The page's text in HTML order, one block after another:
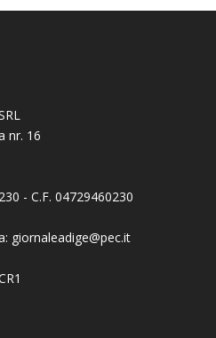
nr. 16
- C.F. 04729460230
giornaleadige@pec.it